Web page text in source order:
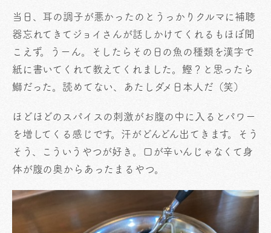
当日、耳の調子が悪かったのとうっかりクルマに補聴
器忘れてきてジョイさんが話しかけてくれるもほぼ聞
こえず。うーん。そしたらその日の魚の種類を漢字で
紙に書いてくれて教えてくれました。鰹？と思ったら
鰤だった。読めてない、あたしダメ日本人だ（笑）
ほどほどのスパイスの刺激がお腹の中に入るとパワー
を増してくる感じです。汗がどんどん出てきます。そう
そう、こういうやつが好き。口が辛いんじゃなくて身
体が腹の奥からあったまるやつ。